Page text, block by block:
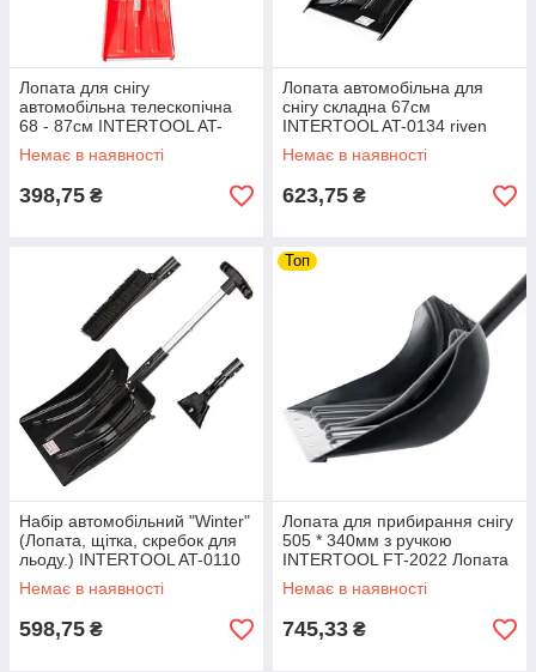
Лопата для снігу
автомобільна телескопічна
68 - 87см INTERTOOL AT-
0132 riven
Немає в наявності
398,75 ₴
Лопата автомобільна для
снігу складна 67см
INTERTOOL AT-0134 riven
Немає в наявності
623,75 ₴
Набір автомобільний "Winter"
(Лопата, щітка, скребок для
льоду.) INTERTOOL AT-0110
riven
Немає в наявності
598,75 ₴
Топ
Лопата для прибирання снігу
505 * 340мм з ручкою
INTERTOOL FT-2022 Лопата
для снігу riven
Немає в наявності
745,33 ₴